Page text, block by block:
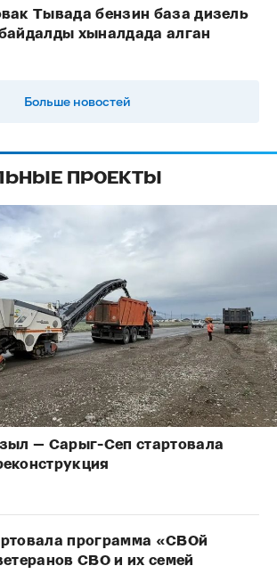
Тывада бензин база дизель
хыналдада алган
Больше новостей
ПРОЕКТЫ
— Сарыг-Сеп стартовала
программа «СВОй
СВО и их семей